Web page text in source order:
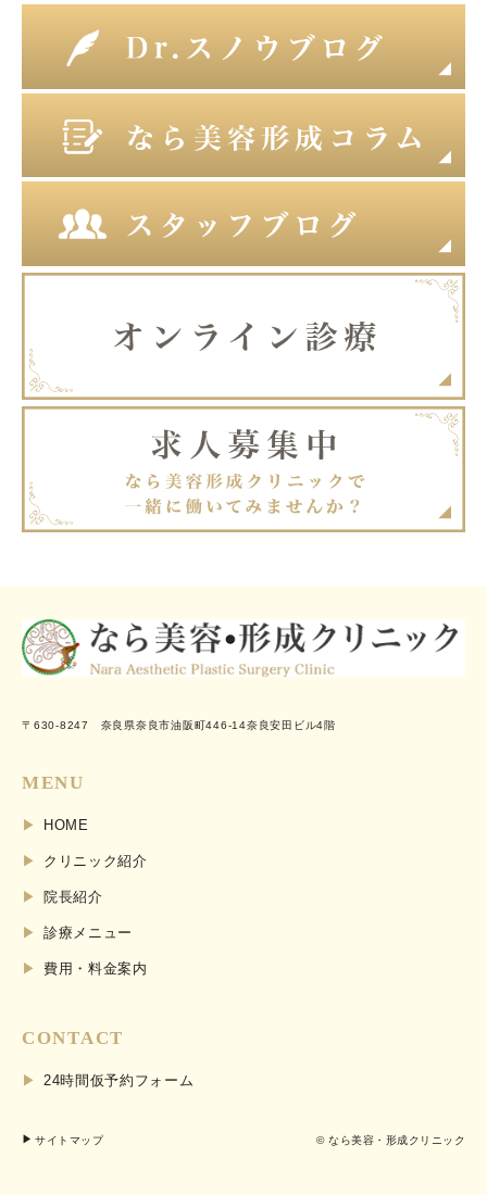
〒630-8247 奈良県奈良市油阪町446-14奈良安田ビル4階
MENU
HOME
クリニック紹介
院長紹介
診療メニュー
費用・料金案内
CONTACT
24時間仮予約フォーム
サイトマップ © なら美容・形成クリニック